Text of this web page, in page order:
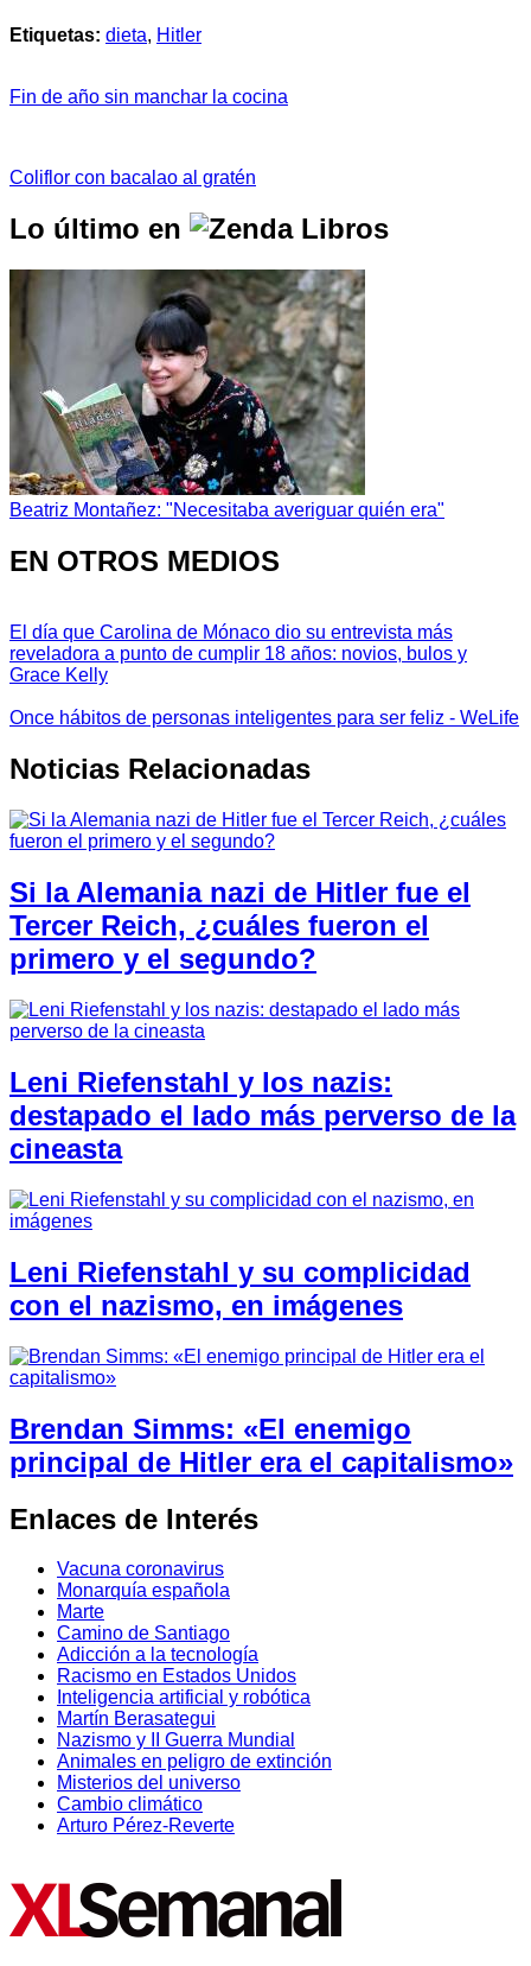
Etiquetas: dieta, Hitler
Fin de año sin manchar la cocina
Coliflor con bacalao al gratén
Lo último en
Beatriz Montañez: "Necesitaba averiguar quién era"
EN OTROS MEDIOS
El día que Carolina de Mónaco dio su entrevista más
reveladora a punto de cumplir 18 años: novios, bulos y
Grace Kelly
Once hábitos de personas inteligentes para ser feliz - WeLife
Noticias Relacionadas
Si la Alemania nazi de Hitler fue el
Tercer Reich, ¿cuáles fueron el
primero y el segundo?
Leni Riefenstahl y los nazis:
destapado el lado más perverso de la
cineasta
Leni Riefenstahl y su complicidad
con el nazismo, en imágenes
Brendan Simms: «El enemigo
principal de Hitler era el capitalismo»
Enlaces de Interés
Vacuna coronavirus
Monarquía española
Marte
Camino de Santiago
Adicción a la tecnología
Racismo en Estados Unidos
Inteligencia artificial y robótica
Martín Berasategui
Nazismo y II Guerra Mundial
Animales en peligro de extinción
Misterios del universo
Cambio climático
Arturo Pérez-Reverte